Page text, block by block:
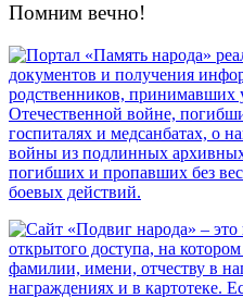
Помним вечно!